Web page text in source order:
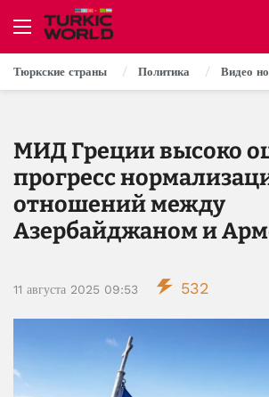
Тюркские страны Политика Видео
МИД Греции высоко
прогресс
отношений между
Азербайджаном и
11 августа 2025 09:53 532